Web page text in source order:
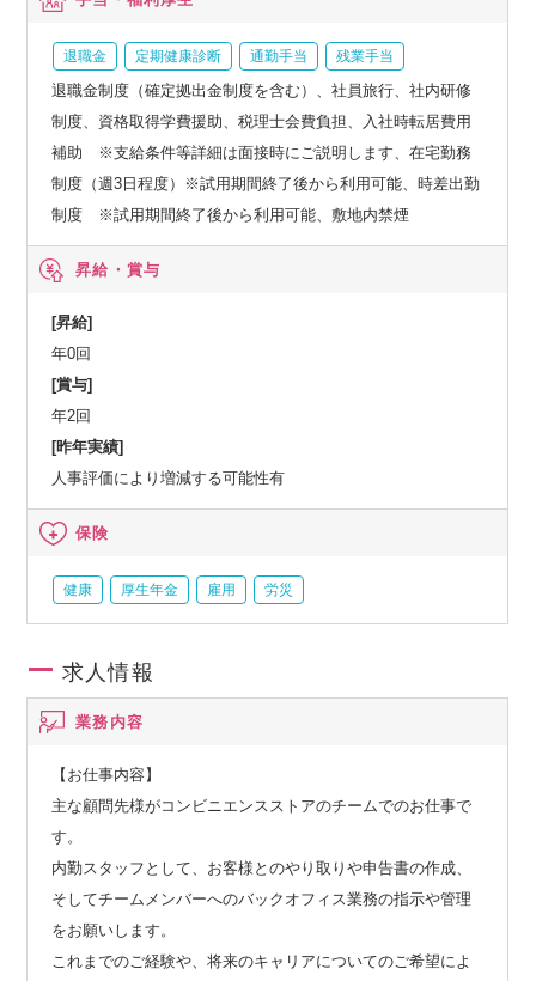
退職金 定期健康診断 通勤手当 残業手当
退職金制度（確定拠出金制度を含む）、社員旅行、社内研修
制度、資格取得学費援助、税理士会費負担、入社時転居費用
補助 ※支給条件等詳細は面接時にご説明します、在宅勤務
制度（週3日程度）※試用期間終了後から利用可能、時差出勤
制度 ※試用期間終了後から利用可能、敷地内禁煙
昇給・賞与
[昇給]
年0回
[賞与]
年2回
[昨年実績]
人事評価により増減する可能性有
保険
健康 厚生年金 雇用 労災
求人情報
業務内容
【お仕事内容】
主な顧問先様がコンビニエンスストアのチームでのお仕事で
す。
内勤スタッフとして、お客様とのやり取りや申告書の作成、
そしてチームメンバーへのバックオフィス業務の指示や管理
をお願いします。
これまでのご経験や、将来のキャリアについてのご希望によ